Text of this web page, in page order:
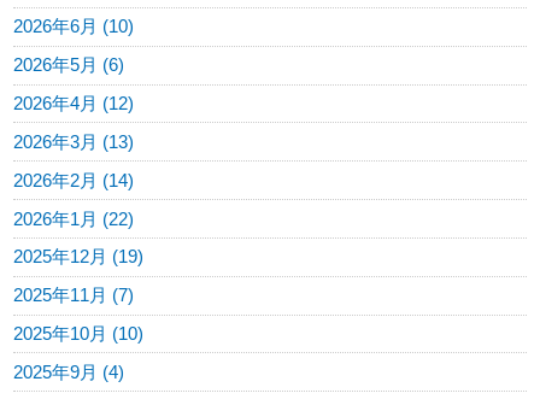
2026年6月 (10)
2026年5月 (6)
2026年4月 (12)
2026年3月 (13)
2026年2月 (14)
2026年1月 (22)
2025年12月 (19)
2025年11月 (7)
2025年10月 (10)
2025年9月 (4)